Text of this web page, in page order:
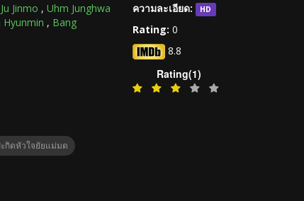
Ju Jinmo , Uhm Junghwa
Hyunmin , Bang
ความละเอียด:
HD
Rating: 0
8.8
Rating(1)
กิดหัวใจยัยแม่มด